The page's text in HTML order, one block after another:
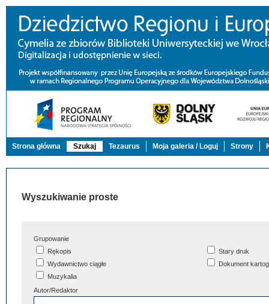
Strona główna Szukaj Tezaurus Moja galeria / Loguj Strony
Wyszukiwanie proste
Grupowanie
Rękopis
Stary druk
Wydawnictwo ciągłe
Dokument
Muzykalia
Autor/Redaktor